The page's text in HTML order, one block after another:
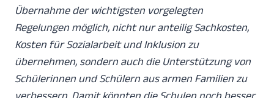
Übernahme der wichtigsten vorgelegten
Regelungen möglich, nicht nur anteilig Sachkosten,
Kosten für Sozialarbeit und Inklusion zu
übernehmen, sondern auch die Unterstützung von
Schülerinnen und Schülern aus armen Familien zu
verbessern. Damit könnten die Schulen noch besser